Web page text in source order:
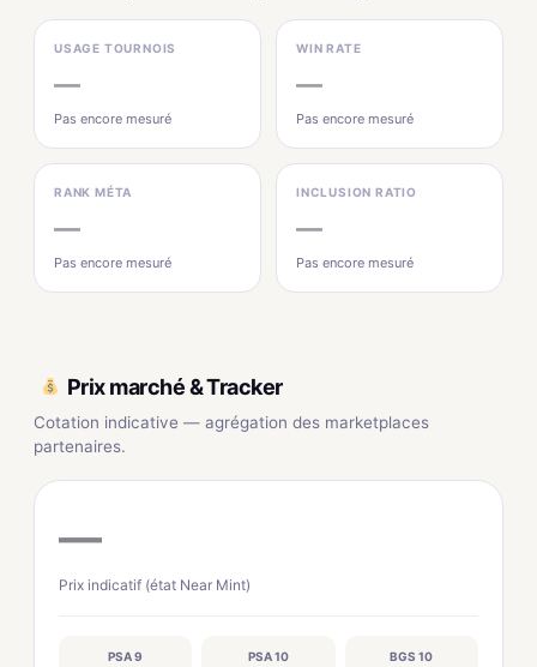
USAGE TOURNOIS
—
Pas encore mesuré
WIN RATE
—
Pas encore mesuré
RANK MÉTA
—
Pas encore mesuré
INCLUSION RATIO
—
Pas encore mesuré
Prix marché & Tracker
Cotation indicative — agrégation des marketplaces
partenaires.
—
Prix indicatif (état Near Mint)
PSA 9 PSA 10 BGS 10